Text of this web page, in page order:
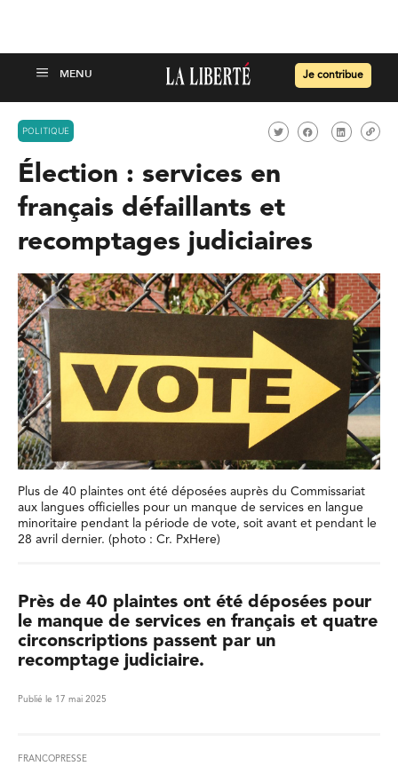
Je contribue
POLITIQUE
Élection : services en
français défaillants et
recomptages judiciaires
Plus de 40 plaintes ont été déposées auprès du Commissariat
aux langues officielles pour un manque de services en langue
minoritaire pendant la période de vote, soit avant et pendant le
28 avril dernier. (photo : Cr. PxHere)
Près de 40 plaintes ont été déposées pour
le manque de services en français et quatre
circonscriptions passent par un
recomptage judiciaire.
Publié le 17 mai 2025
FRANCOPRESSE